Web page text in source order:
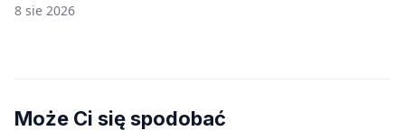
8 sie 2026
Może Ci się spodobać